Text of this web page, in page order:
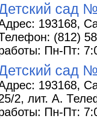
сад
193168,
(812)
Пн-Пт:
сад
193168,
2, лит. А.
Пн-Пт: